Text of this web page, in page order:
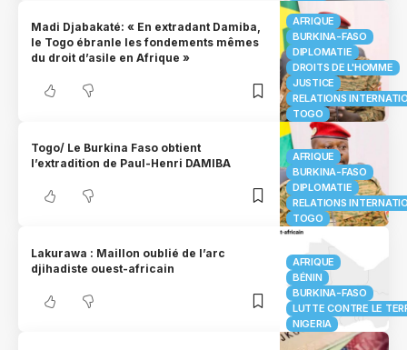
AFRIQUE
BURKINA-FASO
DIPLOMATIE
DROITS DE L'HOMME
JUSTICE
RELATIONS
TOGO
Madi Djabakaté: « En extradant Damiba,
le Togo ébranle les fondements mêmes
du droit d’asile en Afrique »
AFRIQUE
BURKINA-FASO
DIPLOMATIE
RELATIONS
TOGO
Togo/ Le Burkina Faso obtient
l’extradition de Paul-Henri DAMIBA
AFRIQUE
BÉNIN
BURKINA-FASO
LUTTE CONTRE LE
NIGERIA
Lakurawa : Maillon oublié de l’arc
djihadiste ouest-africain